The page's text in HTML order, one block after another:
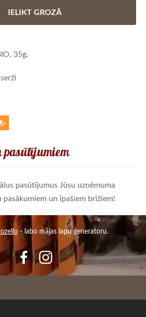
pasūtījumus Jūsu uzņēmuma
un īpašiem brīžiem!
IELIKT GROZĀ
35g.
- labo mājas lapu ģeneratoru.